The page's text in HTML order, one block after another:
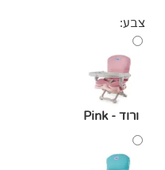
צבע:
ורוד - Pink